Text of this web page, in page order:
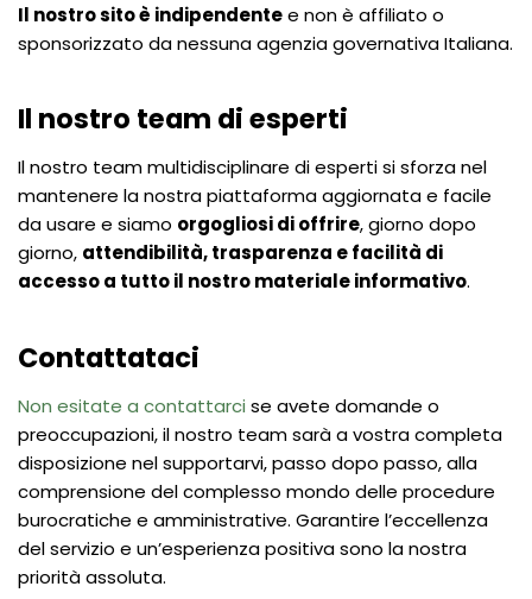
Il nostro sito è indipendentee non è affiliato o
sponsorizzato da nessuna agenzia governativa Italiana.
Il nostro team di esperti
Il nostro team multidisciplinare di esperti si sforza nel
mantenere la nostra piattaforma aggiornata e facile
da usare e siamo orgogliosi di offrire, giorno dopo
giorno, attendibilità, trasparenza e facilità di
accesso a tutto il nostro materiale informativo.
Contattataci
Non esitate a contattarci se avete domande o
preoccupazioni, il nostro team sarà a vostra completa
disposizione nel supportarvi, passo dopo passo, alla
comprensione del complesso mondo delle procedure
burocratiche e amministrative. Garantire l’eccellenza
del servizio e un’esperienza positiva sono la nostra
priorità assoluta.